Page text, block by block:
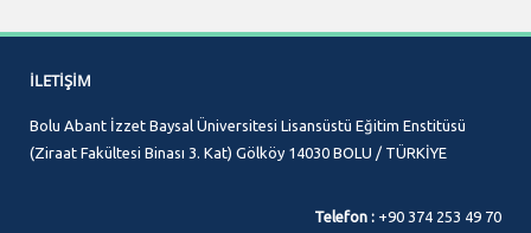
İLETIŞIM
Bolu Abant İzzet Baysal Üniversitesi Lisansüstü Eğitim Enstitüsü
(Ziraat Fakültesi Binası 3. Kat) Gölköy 14030 BOLU / TÜRKİYE
Telefon : +90 374 253 49 70